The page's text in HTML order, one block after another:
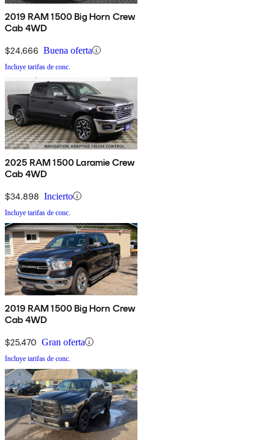
2019 RAM 1500 Big Horn Crew
Cab 4WD
$24,666 Buena oferta
Incluye tarifas de conc.
2025 RAM 1500 Laramie Crew
Cab 4WD
$34,898 Incierto
Incluye tarifas de conc.
2019 RAM 1500 Big Horn Crew
Cab 4WD
$25,470 Gran oferta
Incluye tarifas de conc.